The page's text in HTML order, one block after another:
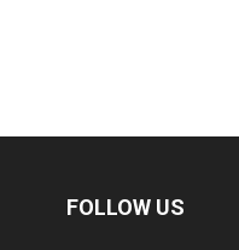
FOLLOW US